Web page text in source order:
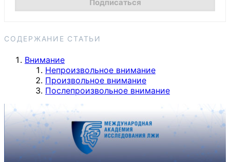
СОДЕРЖАНИЕ СТАТЬИ
Внимание
Непроизвольное внимание
Произвольное внимание
Послепроизвольное внимание